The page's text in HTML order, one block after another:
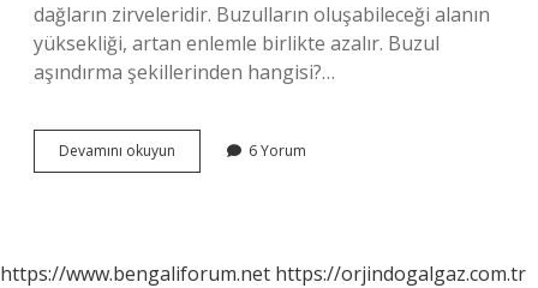
dağların zirveleridir. Buzulların oluşabileceği alanın
yüksekliği, artan enlemle birlikte azalır. Buzul
aşındırma şekillerinden hangisi?…
Devamını okuyun Türkiyede
Buzul
6 Yorum
https://www.bengaliforum.net https://orjindogalgaz.com.tr